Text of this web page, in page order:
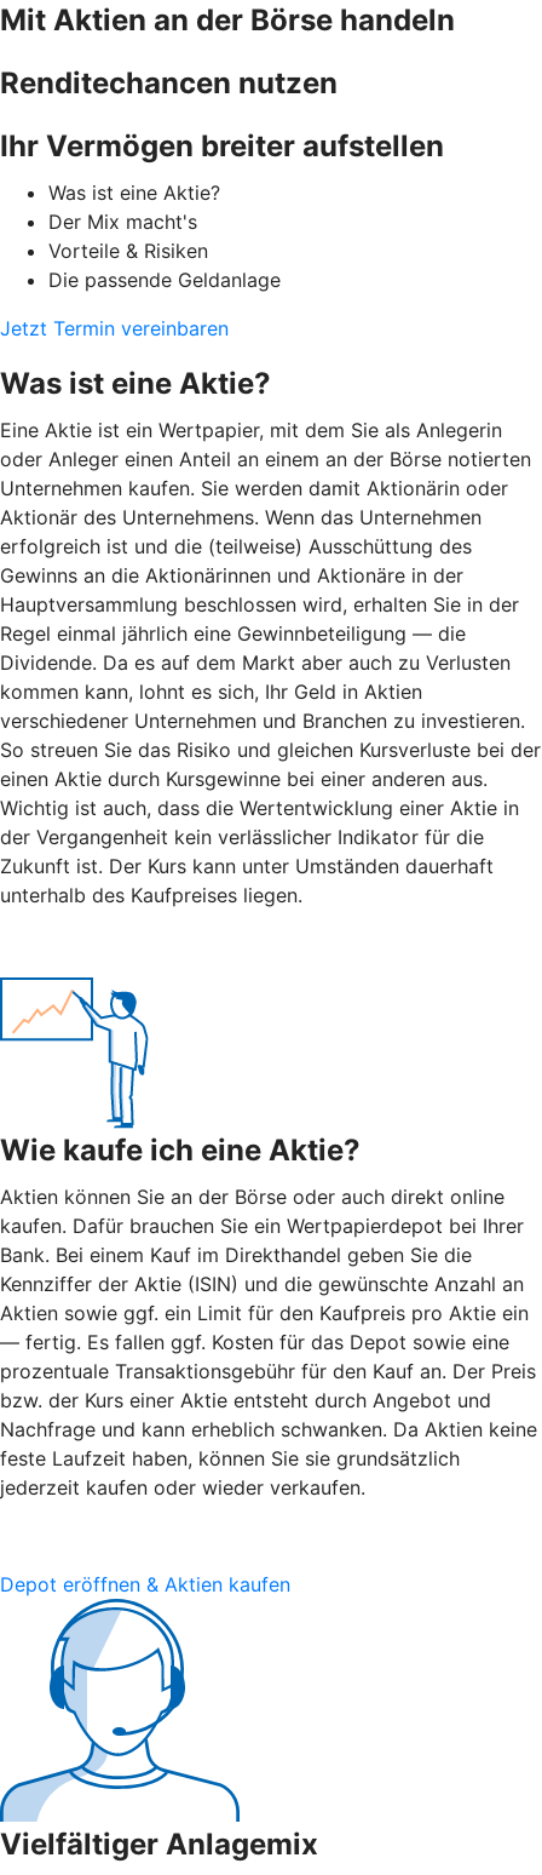
Mit Aktien an der Börse handeln
Renditechancen nutzen
Ihr Vermögen breiter aufstellen
Was ist eine Aktie?
Der Mix macht's
Vorteile & Risiken
Die passende Geldanlage
Jetzt Termin vereinbaren
Was ist eine Aktie?
Eine Aktie ist ein Wertpapier, mit dem Sie als Anlegerin
oder Anleger einen Anteil an einem an der Börse notierten
Unternehmen kaufen. Sie werden damit Aktionärin oder
Aktionär des Unternehmens. Wenn das Unternehmen
erfolgreich ist und die (teilweise) Ausschüttung des
Gewinns an die Aktionärinnen und Aktionäre in der
Hauptversammlung beschlossen wird, erhalten Sie in der
Regel einmal jährlich eine Gewinnbeteiligung — die
Dividende. Da es auf dem Markt aber auch zu Verlusten
kommen kann, lohnt es sich, Ihr Geld in Aktien
verschiedener Unternehmen und Branchen zu investieren.
So streuen Sie das Risiko und gleichen Kursverluste bei der
einen Aktie durch Kursgewinne bei einer anderen aus.
Wichtig ist auch, dass die Wertentwicklung einer Aktie in
der Vergangenheit kein verlässlicher Indikator für die
Zukunft ist. Der Kurs kann unter Umständen dauerhaft
unterhalb des Kaufpreises liegen.
Wie kaufe ich eine Aktie?
Aktien können Sie an der Börse oder auch direkt online
kaufen. Dafür brauchen Sie ein Wertpapierdepot bei Ihrer
Bank. Bei einem Kauf im Direkthandel geben Sie die
Kennziffer der Aktie (ISIN) und die gewünschte Anzahl an
Aktien sowie ggf. ein Limit für den Kaufpreis pro Aktie ein
— fertig. Es fallen ggf. Kosten für das Depot sowie eine
prozentuale Transaktionsgebühr für den Kauf an. Der Preis
bzw. der Kurs einer Aktie entsteht durch Angebot und
Nachfrage und kann erheblich schwanken. Da Aktien keine
feste Laufzeit haben, können Sie sie grundsätzlich
jederzeit kaufen oder wieder verkaufen.
Depot eröffnen & Aktien kaufen
Vielfältiger Anlagemix